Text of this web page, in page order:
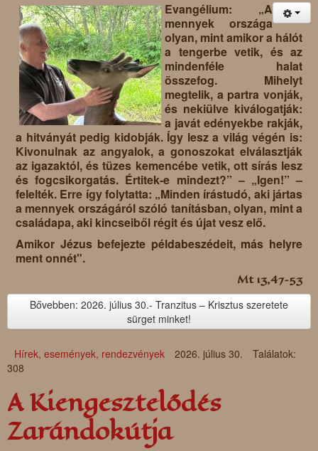
Evangélium: „A
mennyek országa
olyan, mint amikor a hálót
a tengerbe vetik, és az
mindenféle halat
összefog. Mihelyt
megtelik, a partra vonják,
és nekiülve kiválogatják:
a javát edényekbe rakják,
a hitványát pedig kidobják. Így lesz a világ végén is:
Kivonulnak az angyalok, a gonoszokat elválasztják
az igazaktól, és tüzes kemencébe vetik, ott sírás lesz
és fogcsikorgatás. Értitek-e mindezt?” – „Igen!” –
felelték. Erre így folytatta: „Minden írástudó, aki jártas
a mennyek országáról szóló tanításban, olyan, mint a
családapa, aki kincseiből régit és újat vesz elő.
Amikor Jézus befejezte példabeszédeit, más helyre
ment onnét".
Mt 13,47–53
Bővebben: 2026. július 30.- Tranzitus – Krisztus szeretete
sürget minket!
Hírek, események, rendezvények 2026. július 30.
Találatok:
308
A Kiengesztelődés
Zarándokútja